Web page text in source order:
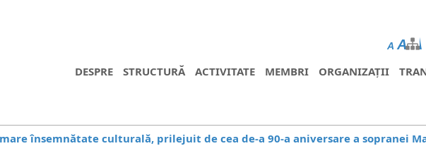
A AA
DESPRE STRUCTURĂ ACTIVITATE MEMBRI ORGANIZAȚII
însemnătate culturală, prilejuit de cea de-a 90-a aniversare a sopranei